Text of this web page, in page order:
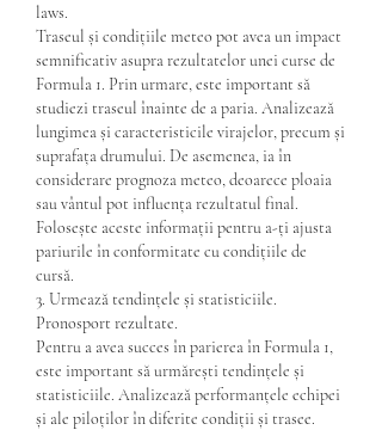
laws.
Traseul și condițiile meteo pot avea un impact
semnificativ asupra rezultatelor unei curse de
Formula 1. Prin urmare, este important să
studiezi traseul înainte de a paria. Analizează
lungimea și caracteristicile virajelor, precum și
suprafața drumului. De asemenea, ia în
considerare prognoza meteo, deoarece ploaia
sau vântul pot influența rezultatul final.
Folosește aceste informații pentru a-ți ajusta
pariurile în conformitate cu condițiile de
cursă.
3. Urmează tendințele și statisticiile.
Pronosport rezultate.
Pentru a avea succes în parierea în Formula 1,
este important să urmărești tendințele și
statisticiile. Analizează performanțele echipei
și ale piloților în diferite condiții și trasee.